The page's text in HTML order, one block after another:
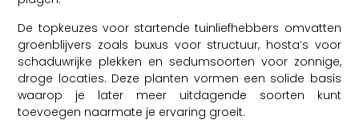
De topkeuzes voor startende tuinliefhebbers omvatten
groenblijvers zoals buxus voor structuur, hosta’s voor
schaduwrijke plekken en sedumsoorten voor zonnige,
droge locaties. Deze planten vormen een solide basis
waarop je later meer uitdagende soorten kunt
toevoegen naarmate je ervaring groeit.